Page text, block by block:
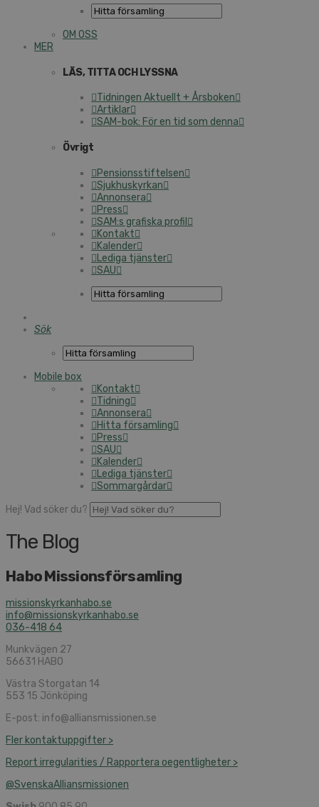
OM OSS
MER
LÄS, TITTA OCH LYSSNA
Tidningen Aktuellt + Årsboken
Artiklar
SAM-bok: För en tid som denna
Övrigt
Pensionsstiftelsen
Sjukhuskyrkan
Annonsera
Press
SAM:s grafiska profil
Kontakt
Kalender
Lediga tjänster
SAU
Sök
Mobile box
Kontakt
Tidning
Annonsera
Hitta församling
Press
SAU
Kalender
Lediga tjänster
Sommargårdar
Hej! Vad söker du?
The Blog
Habo Missionsförsamling
missionskyrkanhabo.se
info@missionskyrkanhabo.se
036-418 64
Munkvägen 27
56631 HABO
Västra Storgatan 14
553 15 Jönköping
E-post: info@alliansmissionen.se
Fler kontaktuppgifter >
Report irregularities / Rapportera oegentligheter >
@SvenskaAlliansmissionen